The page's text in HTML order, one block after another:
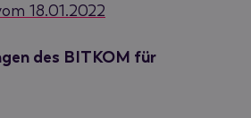
18.01.2022
des BITKOM für